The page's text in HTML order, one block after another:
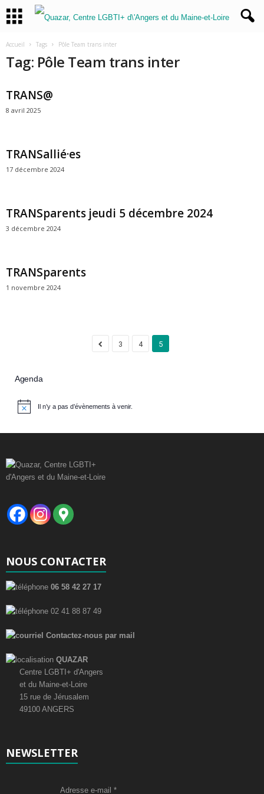
Accueil Tags Pôle Team trans inter
Tag: Pôle Team trans inter
TRANS@
8 avril 2025
TRANSallié·es
17 décembre 2024
TRANSparents jeudi 5 décembre 2024
3 décembre 2024
TRANSparents
1 novembre 2024
3 4 5
Agenda
Il n’y a pas d’évènements à venir.
NOUS CONTACTER
06 58 42 27 17
02 41 88 87 49
Contactez-nous par mail
QUAZAR
Centre LGBTI+ d'Angers
et du Maine-et-Loire
15 rue de Jérusalem
49100 ANGERS
NEWSLETTER
Adresse e-mail *